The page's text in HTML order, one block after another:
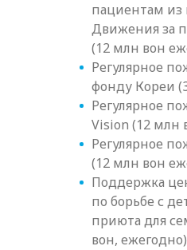
пациентам из
Движения за
(12 млн вон
Регулярное
фонду Кореи
Регулярное
Vision (12 млн
Регулярное
(12 млн вон
Поддержка
по борьбе с
приюта для
вон, ежегодно)